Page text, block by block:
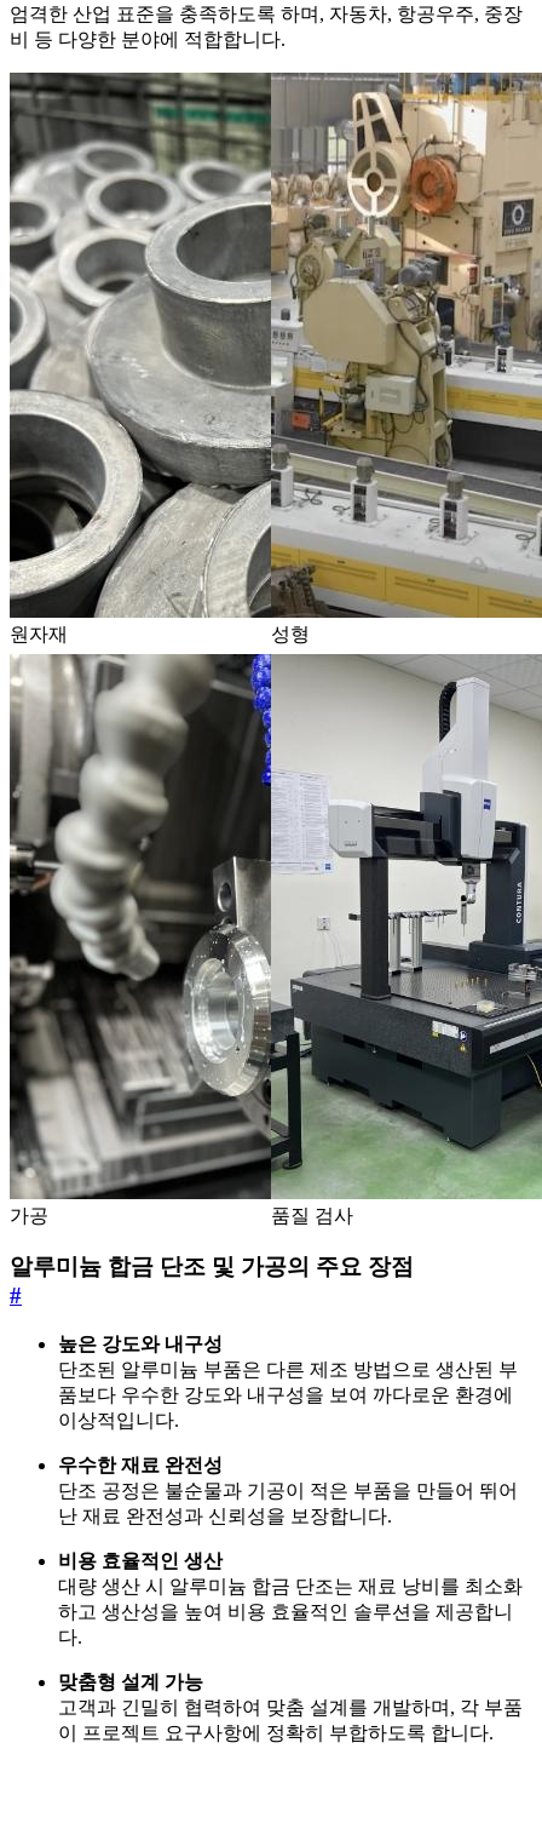
엄격한 산업 표준을 충족하도록 하며, 자동차, 항공우주, 중장
비 등 다양한 분야에 적합합니다.
원자재 성형
가공 품질 검사
알루미늄 합금 단조 및 가공의 주요 장점
#
높은 강도와 내구성
단조된 알루미늄 부품은 다른 제조 방법으로 생산된 부
품보다 우수한 강도와 내구성을 보여 까다로운 환경에
이상적입니다.
우수한 재료 완전성
단조 공정은 불순물과 기공이 적은 부품을 만들어 뛰어
난 재료 완전성과 신뢰성을 보장합니다.
비용 효율적인 생산
대량 생산 시 알루미늄 합금 단조는 재료 낭비를 최소화
하고 생산성을 높여 비용 효율적인 솔루션을 제공합니
다.
맞춤형 설계 가능
고객과 긴밀히 협력하여 맞춤 설계를 개발하며, 각 부품
이 프로젝트 요구사항에 정확히 부합하도록 합니다.